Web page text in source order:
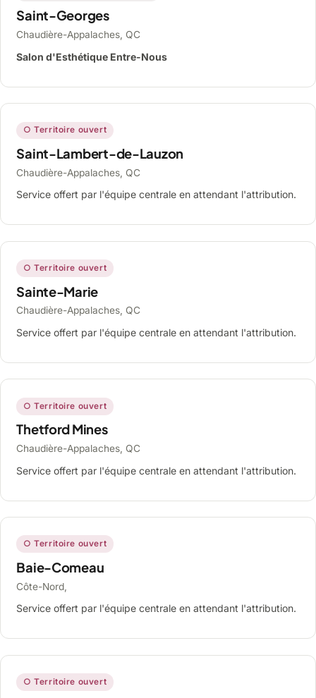
Saint-Georges
Chaudière-Appalaches, QC
Salon d'Esthétique Entre-Nous
○ Territoire ouvert
Saint-Lambert-de-Lauzon
Chaudière-Appalaches, QC
Service offert par l'équipe centrale en attendant l'attribution.
○ Territoire ouvert
Sainte-Marie
Chaudière-Appalaches, QC
Service offert par l'équipe centrale en attendant l'attribution.
○ Territoire ouvert
Thetford Mines
Chaudière-Appalaches, QC
Service offert par l'équipe centrale en attendant l'attribution.
○ Territoire ouvert
Baie-Comeau
Côte-Nord,
Service offert par l'équipe centrale en attendant l'attribution.
○ Territoire ouvert